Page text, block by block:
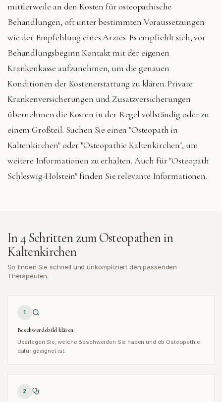
mittlerweile an den Kosten für osteopathische
Behandlungen, oft unter bestimmten Voraussetzungen
wie der Empfehlung eines Arztes. Es empfiehlt sich, vor
Behandlungsbeginn Kontakt mit der eigenen
Krankenkasse aufzunehmen, um die genauen
Konditionen der Kostenerstattung zu klären. Private
Krankenversicherungen und Zusatzversicherungen
übernehmen die Kosten in der Regel vollständig oder zu
einem Großteil. Suchen Sie einen "Osteopath in
Kaltenkirchen" oder "Osteopathie Kaltenkirchen", um
weitere Informationen zu erhalten. Auch für "Osteopath
Schleswig-Holstein" finden Sie relevante Informationen.
In 4 Schritten zum Osteopathen in
Kaltenkirchen
So finden Sie schnell und unkompliziert den passenden
Therapeuten.
1
Beschwerdebild klären
Überlegen Sie, welche Beschwerden Sie haben und ob Osteopathie
dafür geeignet ist.
2